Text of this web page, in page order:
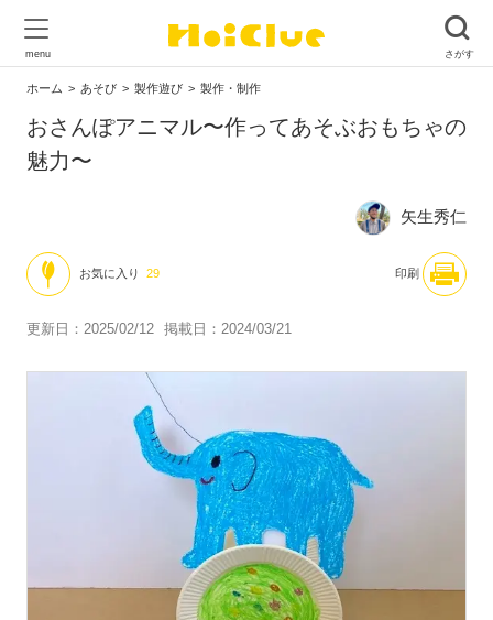
ホーム あそび 製作遊び 製作・制作
おさんぽアニマル〜作ってあそぶおもちゃの
魅力〜
矢生秀仁
お気に入り 29 印刷
更新日：2025/02/12 掲載日：2024/03/21